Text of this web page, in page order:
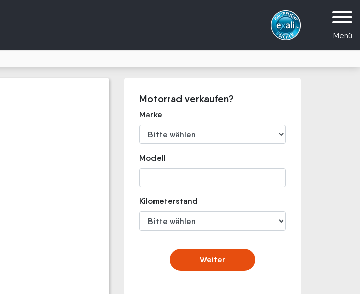
Menü
Motorrad verkaufen?
Marke
Modell
Kilometerstand
Weiter